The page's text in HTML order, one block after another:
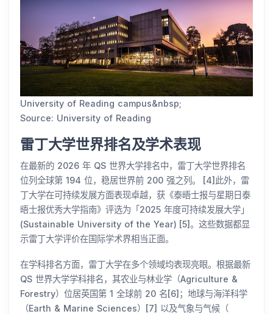
University of Reading campus&nbsp;
Source: University of Reading
雷丁大学世界排名及学术表现
在最新的 2026 年 QS 世界大学排名中，雷丁大学世界排名
位列全球第 194 位，稳居世界前 200 强之列。 [4]此外，雷
丁大学在可持续发展方面表现卓越，获《泰晤士报与星期日泰
晤士报优秀大学指南》评选为「2025 年度可持续发展大学」
(Sustainable University of the Year) [5]。这些数据都显
示雷丁大学评价在国际学术界相当正面。
在学科排名方面，雷丁大学在多个领域均表现亮眼。根据最新
QS 世界大学学科排名，其农业与林业学（Agriculture &
Forestry）位居英国第 1 全球前 20 名[6]；地球与海洋科学
（Earth & Marine Sciences）[7] 以及气象与气候（